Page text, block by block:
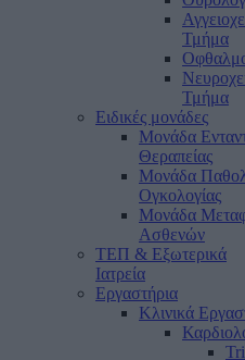
Τμήμα
Τμήμα
Ειδικές μονάδες
Μονάδα
Θεραπείας
Μονάδα
Ογκολογίας
Μονάδα
Ασθενών
ΤΕΠ & Εξωτερικά
Ιατρεία
Εργαστήρια
Κλινικά